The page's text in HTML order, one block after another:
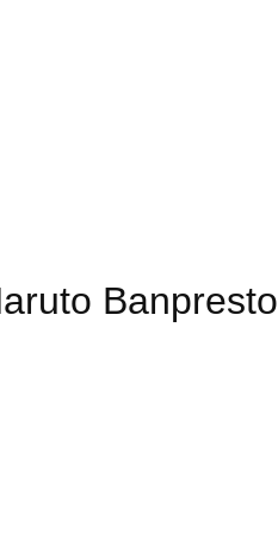
Banpresto